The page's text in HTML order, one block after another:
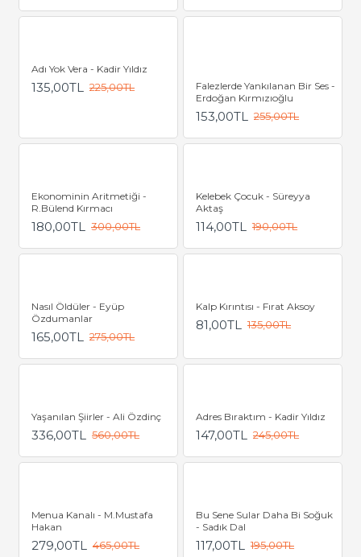
Adı Yok Vera - Kadir Yıldız
135,00TL 225,00TL
Falezlerde Yankılanan Bir Ses -
Erdoğan Kırmızıoğlu
153,00TL 255,00TL
Ekonominin Aritmetiği -
R.Bülend Kırmacı
180,00TL 300,00TL
Kelebek Çocuk - Süreyya
Aktaş
114,00TL 190,00TL
Nasıl Öldüler - Eyüp
Özdumanlar
165,00TL 275,00TL
Kalp Kırıntısı - Fırat Aksoy
81,00TL 135,00TL
Yaşanılan Şiirler - Ali Özdinç
336,00TL 560,00TL
Adres Bıraktım - Kadir Yıldız
147,00TL 245,00TL
Menua Kanalı - M.Mustafa
Hakan
279,00TL 465,00TL
Bu Sene Sular Daha Bi Soğuk
- Sadık Dal
117,00TL 195,00TL